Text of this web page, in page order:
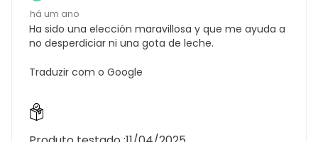
há um ano
Ha sido una elección maravillosa y que me ayuda a
no desperdiciar ni una gota de leche.
Traduzir com o Google